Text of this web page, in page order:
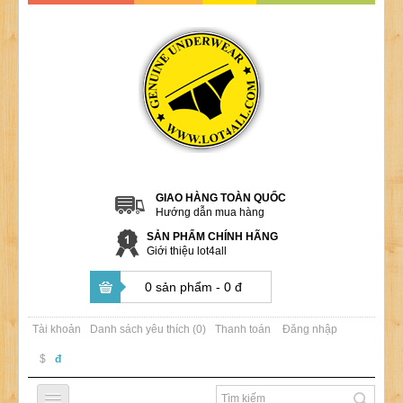
GIAO HÀNG TOÀN QUỐC
Hướng dẫn mua hàng
SẢN PHẨM CHÍNH HÃNG
Giới thiệu lot4all
0 sản phẩm - 0 đ
Tài khoản Danh sách yêu thích (0) Thanh toán Đăng nhập
$ đ